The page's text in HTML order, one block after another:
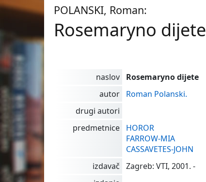
POLANSKI, Roman:
Rosemaryno dijete
naslov
Rosemaryno dijete
autor
Roman Polanski.
drugi autori
predmetnice
HOROR
FARROW-MIA
CASSAVETES-JOHN
izdavač
Zagreb: VTI, 2001. -